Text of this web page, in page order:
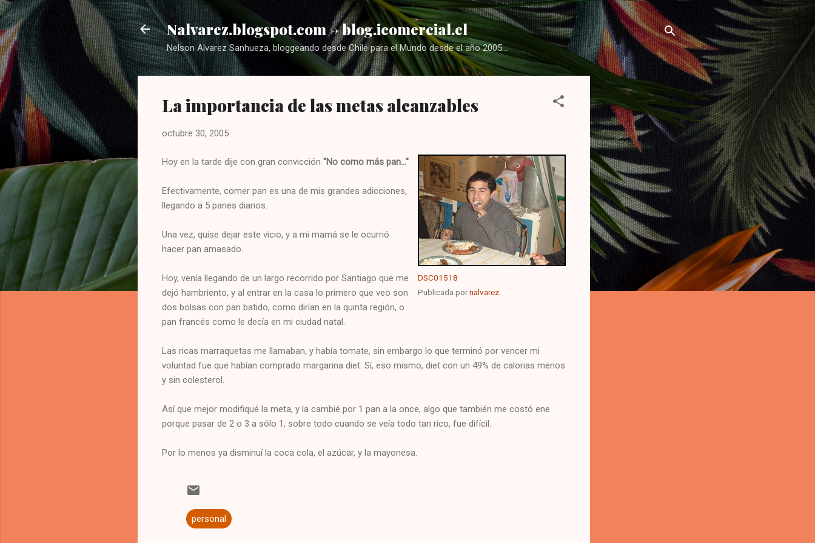
Ir al contenido principal
Nalvarez.blogspot.com -> blog.icomercial.cl
Nelson Alvarez Sanhueza, bloggeando desde Chile para el Mundo desde el año 2005...
La importancia de las metas alcanzables
octubre 30, 2005
DSC01518
Publicada pornalvarez
Hoy en la tarde dije con gran convicción "No como más pan..."
Efectivamente, comer pan es una de mis grandes adicciones,
llegando a 5 panes diarios.
Una vez, quise dejar este vicio, y a mi mamá se le ocurrió
hacer pan amasado.
Hoy, venía llegando de un largo recorrido por Santiago que me
dejó hambriento, y al entrar en la casa lo primero que veo son
dos bolsas con pan batido, como dirían en la quinta región, o
pan francés como le decía en mi ciudad natal.
Las ricas marraquetas me llamaban, y había tomate, sin embargo lo que terminó por vencer mi
voluntad fue que habían comprado margarina diet. Sí, eso mismo, diet con un 49% de calorias menos
y sin colesterol.
Así que mejor modifiqué la meta, y la cambié por 1 pan a la once, algo que también me costó ene
porque pasar de 2 o 3 a sólo 1, sobre todo cuando se veía todo tan rico, fue difícil.
Por lo menos ya disminuí la coca cola, el azúcar, y la mayonesa.
personal